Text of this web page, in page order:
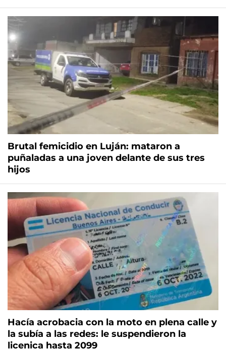
Brutal femicidio en Luján: mataron a
puñaladas a una joven delante de sus tres
hijos
Hacía acrobacia con la moto en plena calle y
la subía a las redes: le suspendieron la
licenica hasta 2099